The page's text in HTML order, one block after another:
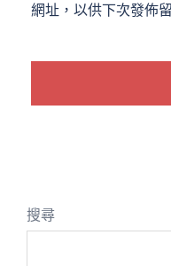
網址，以供下次發佈
搜尋